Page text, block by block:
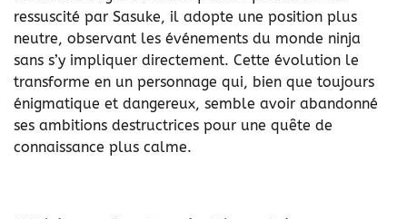
ressuscité par Sasuke, il adopte une position plus
neutre, observant les événements du monde ninja
sans s’y impliquer directement. Cette évolution le
transforme en un personnage qui, bien que toujours
énigmatique et dangereux, semble avoir abandonné
ses ambitions destructrices pour une quête de
connaissance plus calme.